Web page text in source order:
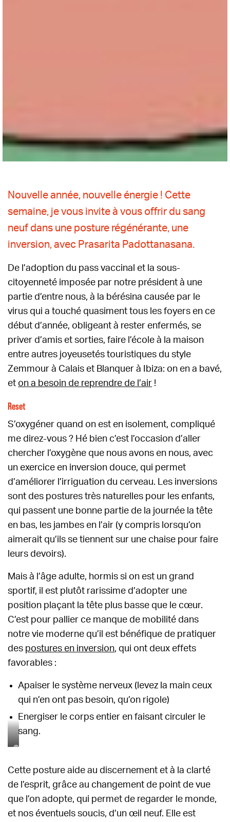
Nouvelle année, nouvelle énergie ! Cette
semaine, je vous invite à vous offrir du sang
neuf dans une posture régénérante, une
inversion, avec Prasarita Padottanasana.
De l’adoption du pass vaccinal et la sous-
citoyenneté imposée par notre président à une
partie d’entre nous, à la bérésina causée par le
virus qui a touché quasiment tous les foyers en ce
début d’année, obligeant à rester enfermés, se
priver d’amis et sorties, faire l’école à la maison
entre autres joyeusetés touristiques du style
Zemmour à Calais et Blanquer à Ibiza: on en a bavé,
et on a besoin de reprendre de l’air !
Reset
S’oxygéner quand on est en isolement, compliqué
me direz-vous ? Hé bien c’est l’occasion d’aller
chercher l’oxygène que nous avons en nous, avec
un exercice en inversion douce, qui permet
d’améliorer l’irriguation du cerveau. Les inversions
sont des postures très naturelles pour les enfants,
qui passent une bonne partie de la journée la tête
en bas, les jambes en l’air (y compris lorsqu’on
aimerait qu’ils se tiennent sur une chaise pour faire
leurs devoirs).
Mais à l’âge adulte, hormis si on est un grand
sportif, il est plutôt rarissime d’adopter une
position plaçant la tête plus basse que le cœur.
C’est pour pallier ce manque de mobilité dans
notre vie moderne qu’il est bénéfique de pratiquer
des postures en inversion, qui ont deux effets
favorables :
Apaiser le système nerveux (levez la main ceux
qui n’en ont pas besoin, qu’on rigole)
Energiser le corps entier en faisant circuler le
sang.
©
h
e
Y
g
Cette posture aide au discernement et à la clarté
de l’esprit, grâce au changement de point de vue
que l’on adopte, qui permet de regarder le monde,
et nos éventuels soucis, d’un œil neuf. Elle est